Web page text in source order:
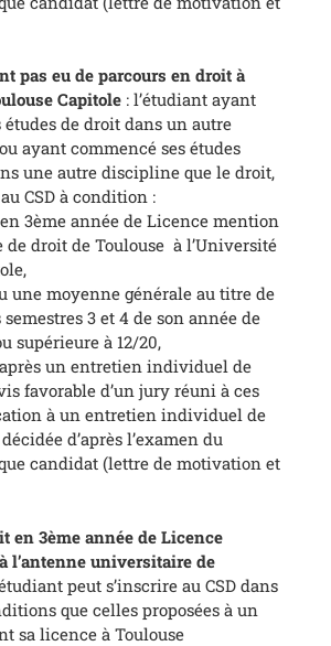
pas eu de parcours en droit à
Capitole : l’étudiant ayant
études de droit dans un autre
ayant commencé ses études
une autre discipline que le droit,
CSD à condition :
3ème année de Licence mention
de droit de Toulouse à l’Université
une moyenne générale au titre de
semestres 3 et 4 de son année de
supérieure à 12/20,
un entretien individuel de
favorable d’un jury réuni à ces
à un entretien individuel de
d’après l’examen du
candidat (lettre de motivation et
en 3ème année de Licence
l’antenne universitaire de
peut s’inscrire au CSD dans
que celles proposées à un
sa licence à Toulouse